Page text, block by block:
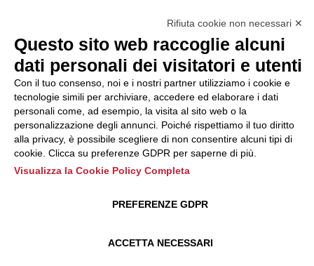
Rifiuta cookie non necessari ✕
Questo sito web raccoglie alcuni
dati personali dei visitatori e utenti
Con il tuo consenso, noi e i nostri partner utilizziamo i cookie e
tecnologie simili per archiviare, accedere ed elaborare i dati
personali come, ad esempio, la visita al sito web o la
personalizzazione degli annunci. Poiché rispettiamo il tuo diritto
alla privacy, è possibile scegliere di non consentire alcuni tipi di
cookie. Clicca su preferenze GDPR per saperne di più.
Visualizza la Cookie Policy Completa
ACCETTA NECESSARI
PREFERENZE GDPR